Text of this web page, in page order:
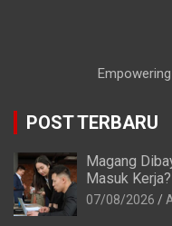
POST TERBARU
Magang
Masuk Kerja?
07/08/2026